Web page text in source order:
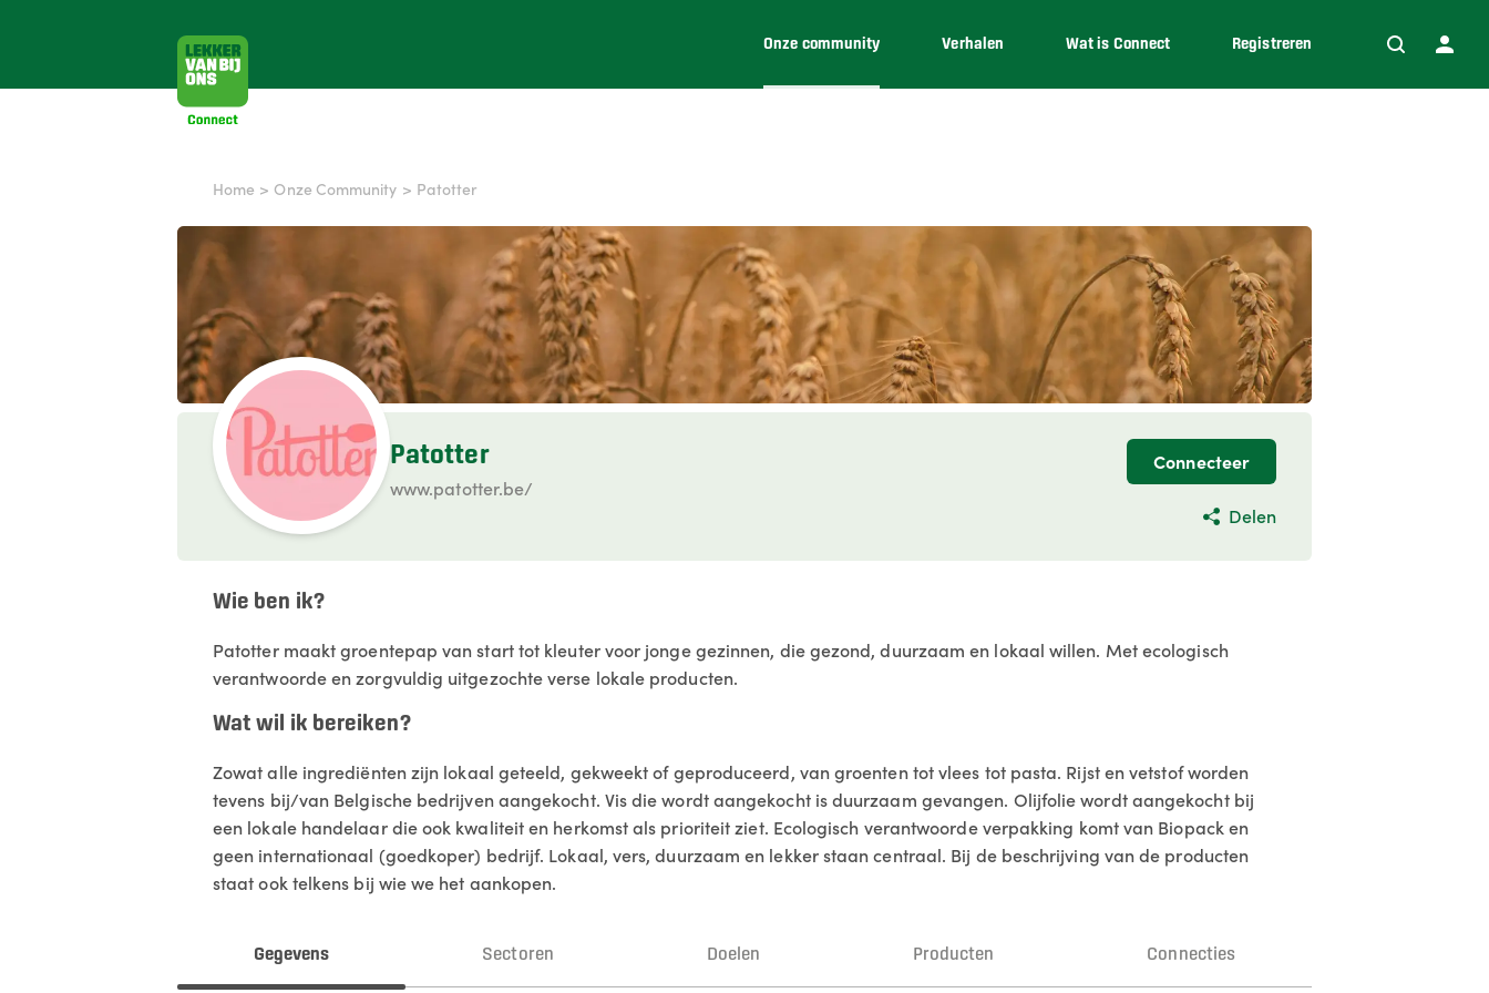
Onze community Verhalen Wat is Connect Registreren
Home > Onze Community > Patotter
Patotter
www.patotter.be/
Connecteer
Delen
Wie ben ik?
Patotter maakt groentepap van start tot kleuter voor jonge gezinnen, die gezond, duurzaam en lokaal willen. Met ecologisch
verantwoorde en zorgvuldig uitgezochte verse lokale producten.
Wat wil ik bereiken?
Zowat alle ingrediënten zijn lokaal geteeld, gekweekt of geproduceerd, van groenten tot vlees tot pasta. Rijst en vetstof worden
tevens bij/van Belgische bedrijven aangekocht. Vis die wordt aangekocht is duurzaam gevangen. Olijfolie wordt aangekocht bij
een lokale handelaar die ook kwaliteit en herkomst als prioriteit ziet. Ecologisch verantwoorde verpakking komt van Biopack en
geen internationaal (goedkoper) bedrijf. Lokaal, vers, duurzaam en lekker staan centraal. Bij de beschrijving van de producten
staat ook telkens bij wie we het aankopen.
Gegevens Sectoren Doelen Producten Connecties